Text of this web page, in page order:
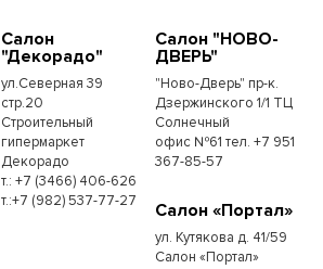
Салон
"Декорадо"
ул.Северная 39
стр.20
Строительный
гипермаркет
Декорадо
т.: +7 (3466) 406-626
т.:+7 (982) 537-77-27
Салон "НОВО-
ДВЕРЬ"
"Ново-Дверь" пр-к.
Дзержинского 1/1 ТЦ
Солнечный
офис №61 тел. +7 951
367-85-57
Салон «Портал»
ул. Кутякова д. 41/59
Салон «Портал»